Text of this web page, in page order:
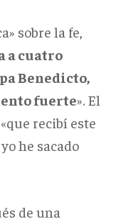
sobre la fe,
a cuatro
Benedicto,
fuerte». El
recibí este
he sacado
de una